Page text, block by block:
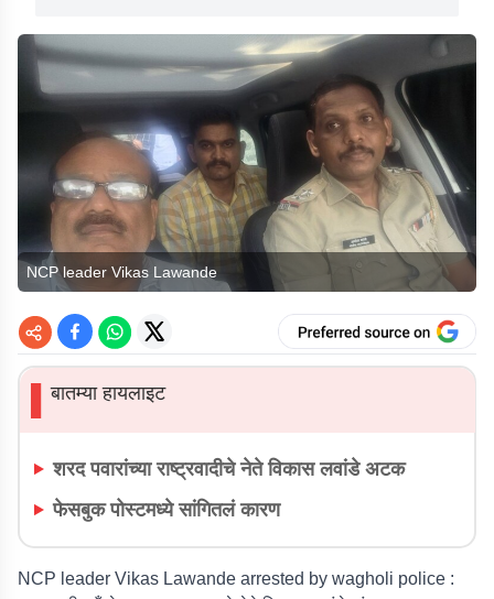
NCP leader Vikas Lawande
▌बातम्या हायलाइट
शरद पवारांच्या राष्ट्रवादीचे नेते विकास लवांडे अटक
फेसबुक पोस्टमध्ये सांगितलं कारण
NCP leader Vikas Lawande arrested by wagholi police :